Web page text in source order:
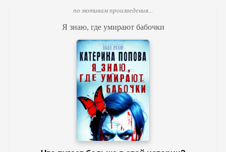
по мотивам произведения...
Я знаю, где умирают бабочки